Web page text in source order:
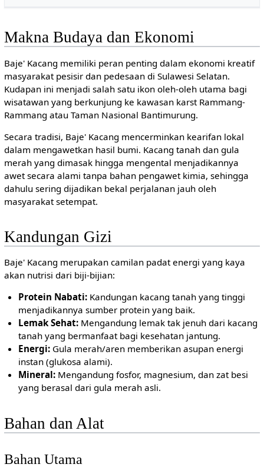
Makna Budaya dan Ekonomi
Baje' Kacang memiliki peran penting dalam ekonomi kreatif
masyarakat pesisir dan pedesaan di Sulawesi Selatan.
Kudapan ini menjadi salah satu ikon oleh-oleh utama bagi
wisatawan yang berkunjung ke kawasan karst Rammang-
Rammang atau Taman Nasional Bantimurung.
Secara tradisi, Baje' Kacang mencerminkan kearifan lokal
dalam mengawetkan hasil bumi. Kacang tanah dan gula
merah yang dimasak hingga mengental menjadikannya
awet secara alami tanpa bahan pengawet kimia, sehingga
dahulu sering dijadikan bekal perjalanan jauh oleh
masyarakat setempat.
Kandungan Gizi
Baje' Kacang merupakan camilan padat energi yang kaya
akan nutrisi dari biji-bijian:
Protein Nabati: Kandungan kacang tanah yang tinggi
menjadikannya sumber protein yang baik.
Lemak Sehat: Mengandung lemak tak jenuh dari kacang
tanah yang bermanfaat bagi kesehatan jantung.
Energi: Gula merah/aren memberikan asupan energi
instan (glukosa alami).
Mineral: Mengandung fosfor, magnesium, dan zat besi
yang berasal dari gula merah asli.
Bahan dan Alat
Bahan Utama